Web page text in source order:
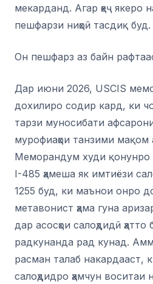
мекарданд. Агар ҳеҷ якеро
пешфарзи ниҳоӣ тасдиқ буд.
Он пешфарз аз байн
Дар июни 2026, USCIS
дохилиро содир кард, ки
тарзи муносибати
мурофиаҳои танзими
Меморандум худи қонунро
I-485 ҳамеша як имтиёзи
1255 буд, ки маънои онро
метавонист ҳама гуна
дар асосҳои салоҳдидӣ
радкунанда рад кунад. Аммо
расман талаб накардааст,
салоҳдидро ҳамчун воситаи